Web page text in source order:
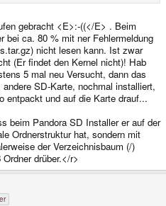
gebracht <E>:-((</E> . Beim
bei ca. 80 % mit ner Fehlermeldung
nicht lesen kann. Ist zwar
(Er findet den Kernel nicht)! Hab
5 mal neu Versucht, dann das
SD-Karte, nochmal installiert,
entpackt und auf die Karte drauf...
beim Pandora SD Installer er auf der
Ordnerstruktur hat, sondern mit
der Verzeichnisbaum (/)
drüber.</r>